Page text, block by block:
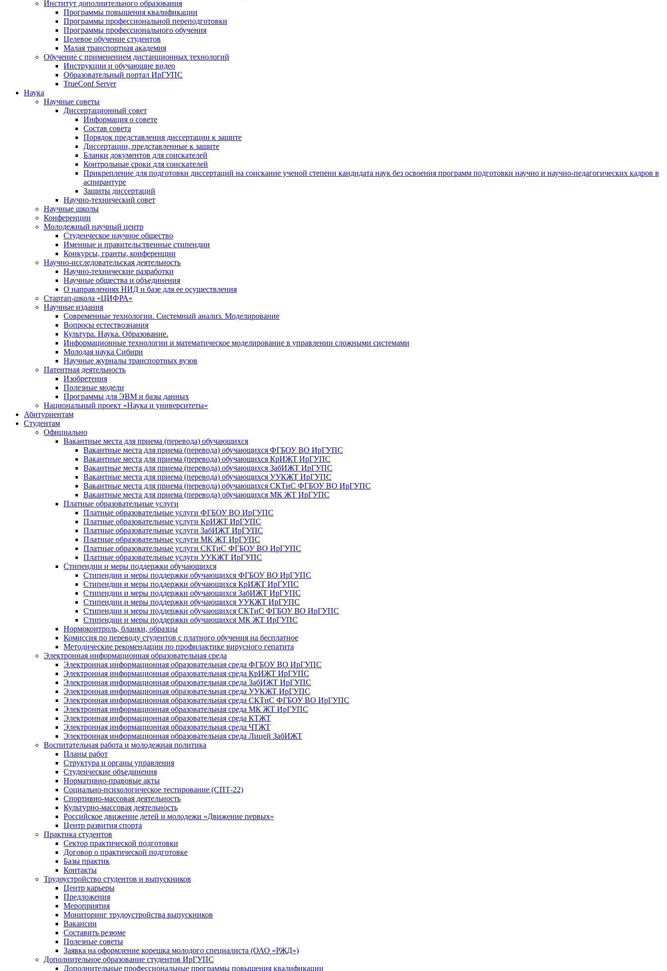
Институт дополнительного образования
Программы повышения квалификации
Программы профессиональной переподготовки
Программы профессионального обучения
Целевое обучение студентов
Малая транспортная академия
Обучение с применением дистанционных технологий
Инструкции и обучающие видео
Образовательный портал ИрГУПС
TrueConf Server
Наука
Научные советы
Диссертационный совет
Информация о совете
Состав совета
Порядок представления диссертации к защите
Диссертации, представленные к защите
Бланки документов для соискателей
Контрольные сроки для соискателей
Прикрепление для подготовки диссертаций на соискание ученой степени кандидата наук без освоения программ подготовки научно и научно-педагогических кадров в
аспирантуре
Защиты диссертаций
Научно-технический совет
Научные школы
Конференции
Молодежный научный центр
Студенческое научное общество
Именные и правительственные стипендии
Конкурсы, гранты, конференции
Научно-исследовательская деятельность
Научно-технические разработки
Научные общества и объединения
О направлениях НИД и базе для ее осуществления
Стартап-школа «ЦИФРА»
Научные издания
Современные технологии. Системный анализ. Моделирование
Вопросы естествознания
Культура. Наука. Образование.
Информационные технологии и математическое моделирование в управлении сложными системами
Молодая наука Сибири
Научные журналы транспортных вузов
Патентная деятельность
Изобретения
Полезные модели
Программы для ЭВМ и базы данных
Национальный проект «Наука и университеты»
Абитуриентам
Студентам
Официально
Вакантные места для приема (перевода) обучающихся
Вакантные места для приема (перевода) обучающихся ФГБОУ ВО ИрГУПС
Вакантные места для приема (перевода) обучающихся КрИЖТ ИрГУПС
Вакантные места для приема (перевода) обучающихся ЗабИЖТ ИрГУПС
Вакантные места для приема (перевода) обучающихся УУКЖТ ИрГУПС
Вакантные места для приема (перевода) обучающихся СКТиС ФГБОУ ВО ИрГУПС
Вакантные места для приема (перевода) обучающихся МК ЖТ ИрГУПС
Платные образовательные услуги
Платные образовательные услуги ФГБОУ ВО ИрГУПС
Платные образовательные услуги КрИЖТ ИрГУПС
Платные образовательные услуги ЗабИЖТ ИрГУПС
Платные образовательные услуги МК ЖТ ИрГУПС
Платные образовательные услуги СКТиС ФГБОУ ВО ИрГУПС
Платные образовательные услуги УУКЖТ ИрГУПС
Стипендии и меры поддержки обучающихся
Стипендии и меры поддержки обучающихся ФГБОУ ВО ИрГУПС
Стипендии и меры поддержки обучающихся КрИЖТ ИрГУПС
Стипендии и меры поддержки обучающихся ЗабИЖТ ИрГУПС
Стипендии и меры поддержки обучающихся УУКЖТ ИрГУПС
Стипендии и меры поддержки обучающихся СКТиС ФГБОУ ВО ИрГУПС
Стипендии и меры поддержки обучающихся МК ЖТ ИрГУПС
Нормоконтроль, бланки, образцы
Комиссия по переводу студентов с платного обучения на бесплатное
Методические рекомендации по профилактике вирусного гепатита
Электронная информационная образовательная среда
Электронная информационная образовательная среда ФГБОУ ВО ИрГУПС
Электронная информационная образовательная среда КрИЖТ ИрГУПС
Электронная информационная образовательная среда ЗабИЖТ ИрГУПС
Электронная информационная образовательная среда УУКЖТ ИрГУПС
Электронная информационная образовательная среда СКТиС ФГБОУ ВО ИрГУПС
Электронная информационная образовательная среда МК ЖТ ИрГУПС
Электронная информационная образовательная среда КТЖТ
Электронная информационная образовательная среда ЧТЖТ
Электронная информационная образовательная среда Лицей ЗабИЖТ
Воспитательная работа и молодежная политика
Планы работ
Структура и органы управления
Студенческие объединения
Нормативно-правовые акты
Социально-психологическое тестирование (СПТ-22)
Спортивно-массовая деятельность
Культурно-массовая деятельность
Российское движение детей и молодежи «Движение первых»
Центр развития спорта
Практика студентов
Сектор практической подготовки
Договор о практической подготовке
Базы практик
Контакты
Трудоустройство студентов и выпускников
Центр карьеры
Предложения
Мероприятия
Мониторинг трудоустройства выпускников
Вакансии
Составить резюме
Полезные советы
Заявка на оформление корешка молодого специалиста (ОАО «РЖД»)
Дополнительное образование студентов ИрГУПС
Дополнительные профессиональные программы повышения квалификации